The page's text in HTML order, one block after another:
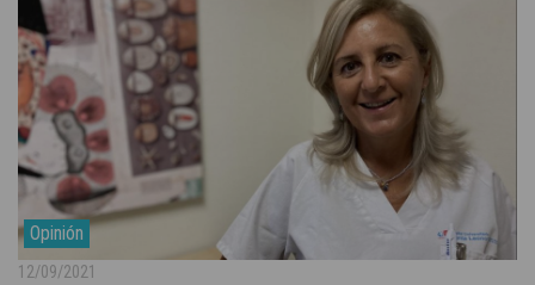
Opinión
12/09/2021